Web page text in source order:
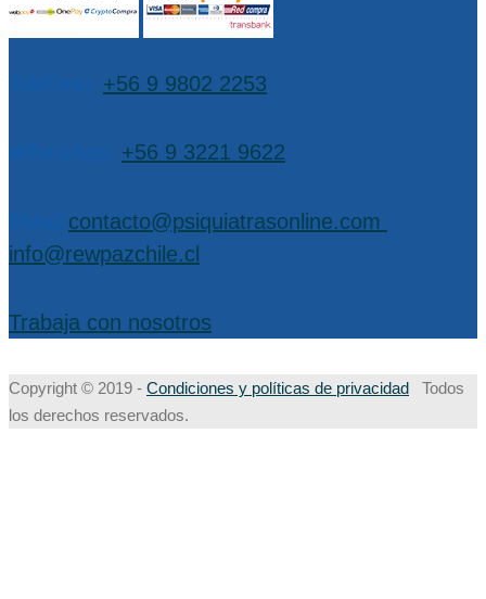
+56 9 9802 2253
+56 9 3221 9622
contacto@psiquiatrasonline.com
info@rewpazchile.cl
Trabaja con nosotros
Copyright © 2019 - Condiciones y políticas de privacidad Todos
los derechos reservados.